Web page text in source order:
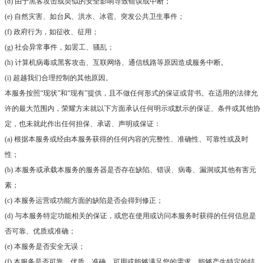
(e) 自然灾害、如台风、洪水、冰雹、突发公共卫生事件；
(f) 政府行为，如征收、征用；
(g) 社会异常事件，如罢工、骚乱；
(h) 计算机病毒或黑客攻击、互联网络、通信线路等原因造成服务中断。
(i) 超越我们合理控制的其他原因。
本服务按照“现状”和“现有”提供，且不做任何形式的保证或背书。在适用的法律允
许的最大范围内，荣耀方未就以下方面承认任何明示或默示的保证、条件或其他协
定，也未就此作出任何担保、承诺、声明或保证：
(a) 根据本服务或经由本服务获得的任何内容的完整性、准确性、可靠性或及时
性；
(b) 本服务或承载本服务的服务器是否存在缺陷、错误、病毒、漏洞或其他有害元
素；
(c) 本服务运营或功能方面的缺陷是否会得到修正；
(d) 与本服务特定功能相关的保证，或您在使用或访问本服务时获得的任何信息是
否可靠、优质或准确；
(e) 本服务是否安全无误；